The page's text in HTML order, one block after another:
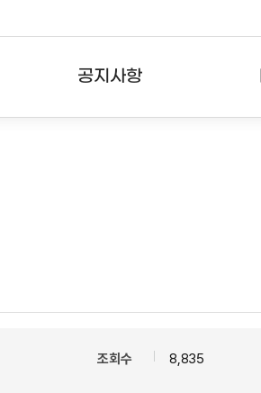
공지사항
조회수 8,835